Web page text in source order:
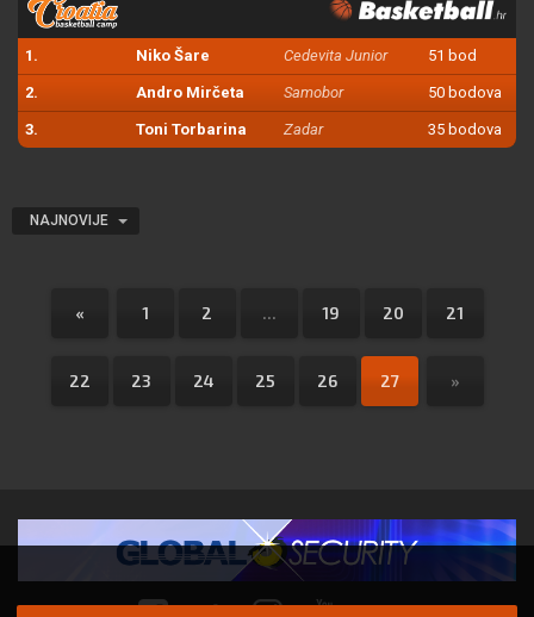
1. Niko Šare Cedevita Junior 51 bod
2. Andro Mirčeta Samobor 50 bodova
3. Toni Torbarina Zadar 35 bodova
NAJNOVIJE
« 1 2 ... 19 20 21
22 23 24 25 26 27 »